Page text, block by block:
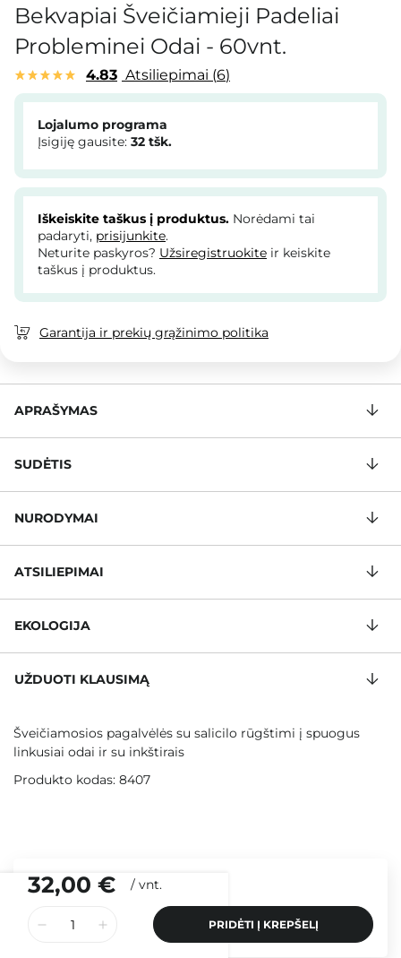
Bekvapiai Šveičiamieji Padeliai
Probleminei Odai - 60vnt.
4.83 Atsiliepimai 6
32,00 € / vnt.
PRIDĖTI Į KREPŠELĮ
Lojalumo programa
Įsigiję gausite: 32 tšk.
Iškeiskite taškus į produktus. Norėdami tai
padaryti, prisijunkite.
Neturite paskyros? Užsiregistruokite ir keiskite
taškus į produktus.
Garantija ir prekių grąžinimo politika
APRAŠYMAS
SUDĖTIS
NURODYMAI
ATSILIEPIMAI
EKOLOGIJA
UŽDUOTI KLAUSIMĄ
Šveičiamosios pagalvėlės su salicilo rūgštimi į spuogus
linkusiai odai ir su inkštirais
Produkto kodas: 8407